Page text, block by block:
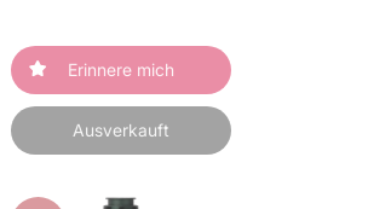
Erinnere mich
Ausverkauft